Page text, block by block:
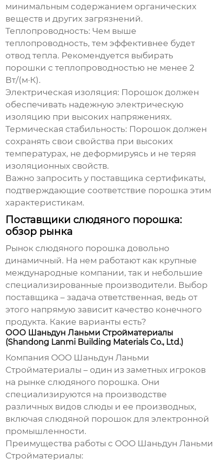
минимальным содержанием органических
веществ и других загрязнений.
Теплопроводность: Чем выше
теплопроводность, тем эффективнее будет
отвод тепла. Рекомендуется выбирать
порошки с теплопроводностью не менее 2
Вт/(м·К).
Электрическая изоляция: Порошок должен
обеспечивать надежную электрическую
изоляцию при высоких напряжениях.
Термическая стабильность: Порошок должен
сохранять свои свойства при высоких
температурах, не деформируясь и не теряя
изоляционных свойств.
Важно запросить у поставщика сертификаты,
подтверждающие соответствие порошка этим
характеристикам.
Поставщики слюдяного порошка:
обзор рынка
Рынок слюдяного порошка довольно
динамичный. На нем работают как крупные
международные компании, так и небольшие
специализированные производители. Выбор
поставщика – задача ответственная, ведь от
этого напрямую зависит качество конечного
продукта. Какие варианты есть?
ООО Шаньдун Ланьми Стройматериалы
(Shandong Lanmi Building Materials Co., Ltd.)
Компания ООО Шаньдун Ланьми
Стройматериалы – один из заметных игроков
на рынке слюдяного порошка. Они
специализируются на производстве
различных видов слюды и ее производных,
включая слюдяной порошок для электронной
промышленности.
Преимущества работы с ООО Шаньдун Ланьми
Стройматериалы: